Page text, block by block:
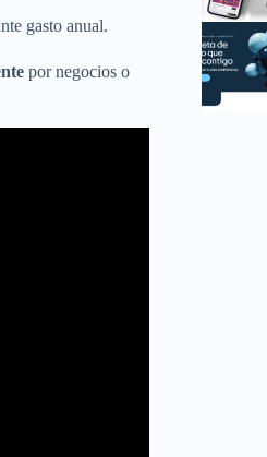
gasto anual.
por negocios o